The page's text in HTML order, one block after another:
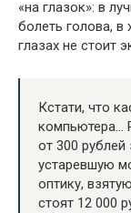
«на глазок»: в
болеть голова,
глазах не стоит
Кстати, что
компьютера…
от 300
устаревшую
оптику,
стоят 12 000